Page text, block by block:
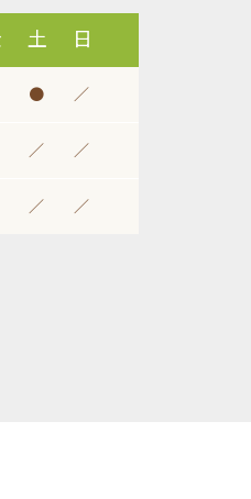
土
日
● ／
／ ／
／ ／